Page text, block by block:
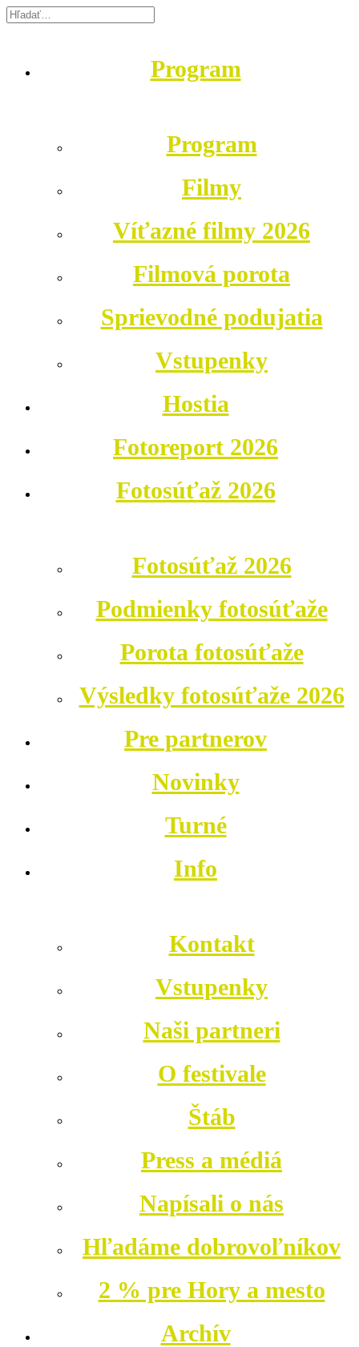
Program
Program
Filmy
Víťazné filmy 2026
Filmová porota
Sprievodné podujatia
Vstupenky
Hostia
Fotoreport 2026
Fotosúťaž 2026
Fotosúťaž 2026
Podmienky fotosúťaže
Porota fotosúťaže
Výsledky fotosúťaže 2026
Pre partnerov
Novinky
Turné
Info
Kontakt
Vstupenky
Naši partneri
O festivale
Štáb
Press a médiá
Napísali o nás
Hľadáme dobrovoľníkov
2 % pre Hory a mesto
Archív